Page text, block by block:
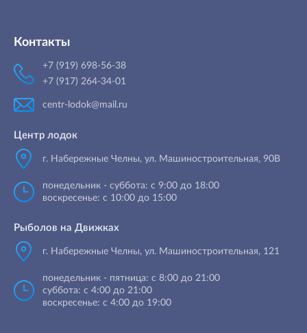
Контакты
+7 (919) 698-56-38
+7 (917) 264-34-01
centr-lodok@mail.ru
Центр лодок
г. Набережные Челны, ул. Машиностроительная, 90B
понедельник - суббота: с 9:00 до 18:00
воскресенье: с 10:00 до 15:00
Рыболов на Движках
г. Набережные Челны, ул. Машиностроительная, 121
понедельник - пятница: с 8:00 до 21:00
суббота: с 4:00 до 21:00
воскресенье: с 4:00 до 19:00